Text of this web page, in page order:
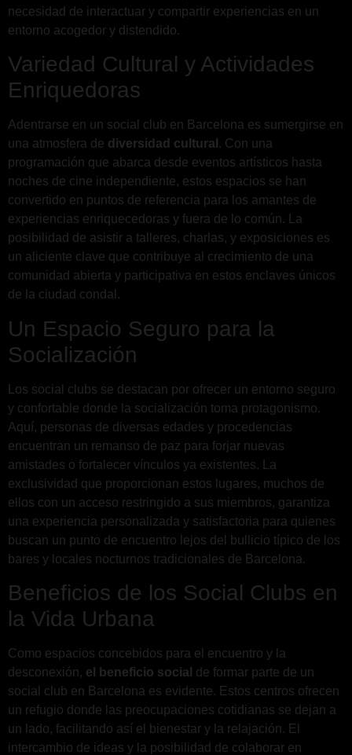
necesidad de interactuar y compartir experiencias en un
entorno acogedor y distendido.
Variedad Cultural y Actividades
Enriquedoras
Adentrarse en un social club en Barcelona es sumergirse en
una atmosfera de diversidad cultural . Con una
programación que abarca desde eventos artísticos hasta
noches de cine independiente, estos espacios se han
convertido en puntos de referencia para los amantes de
experiencias enriquecedoras y fuera de lo común. La
posibilidad de asistir a talleres, charlas, y exposiciones es
un aliciente clave que contribuye al crecimiento de una
comunidad abierta y participativa en estos enclaves únicos
de la ciudad condal.
Un Espacio Seguro para la
Socialización
Los social clubs se destacan por ofrecer un entorno seguro
y confortable donde la socialización toma protagonismo.
Aquí, personas de diversas edades y procedencias
encuentran un remanso de paz para forjar nuevas
amistades o fortalecer vínculos ya existentes. La
exclusividad que proporcionan estos lugares, muchos de
ellos con un acceso restringido a sus miembros, garantiza
una experiencia personalizada y satisfactoria para quienes
buscan un punto de encuentro lejos del bullicio típico de los
bares y locales nocturnos tradicionales de Barcelona.
Beneficios de los Social Clubs en
la Vida Urbana
Como espacios concebidos para el encuentro y la
desconexión, el beneficio social de formar parte de un
social club en Barcelona es evidente. Estos centros ofrecen
un refugio donde las preocupaciones cotidianas se dejan a
un lado, facilitando así el bienestar y la relajación. El
intercambio de ideas y la posibilidad de colaborar en